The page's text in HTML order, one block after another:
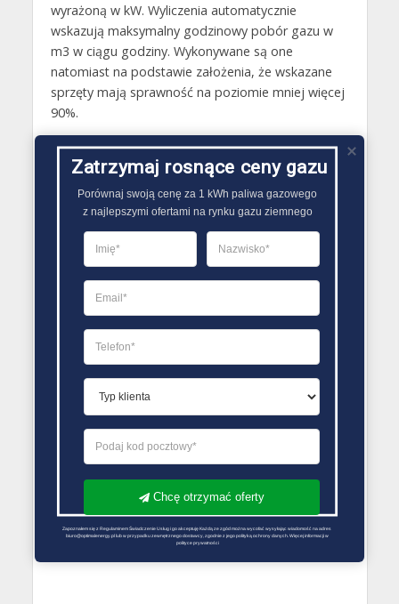
wyrażoną w kW. Wyliczenia automatycznie
wskazują maksymalny godzinowy pobór gazu w
m3 w ciągu godziny. Wykonywane są one
natomiast na podstawie założenia, że wskazane
sprzęty mają sprawność na poziomie mniej więcej
90%.
Gazy techniczne Wyśmierzyce
Butle gazowe Wyśmierzyce
Gaz płynny Wyśmierzyce
LPG Wyśmierzyce
Dostawcy gazu Wyśmierzyce
Zatrzymaj rosnące ceny gazu
Porównaj swoją cenę za 1 kWh paliwa gazowego
z najlepszymi ofertami na rynku gazu ziemnego
Chcę otrzymać oferty
Zapoznałem się z Regulaminem Świadczenie Usług i go akceptuję Każdą ze zgód można wycofać wysyłając wiadomość na adres
biuro@optimalenergy.pl lub w przypadku zewnętrznego dostawcy, zgodnie z jego polityką ochrony danych. Więcej informacji w
polityce prywatności